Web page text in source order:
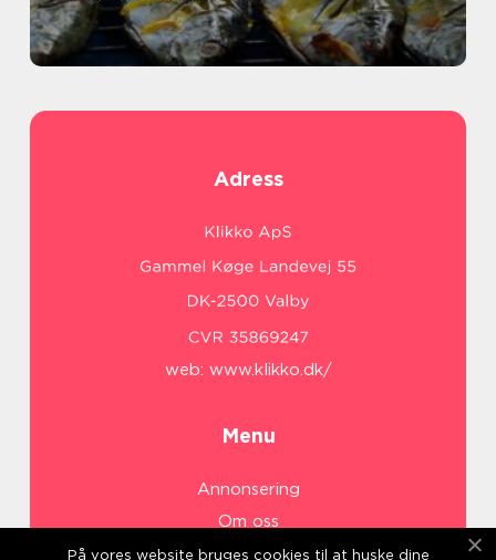
Adress
web: www.klikko.dk/
Menu
Annonsering
Om oss
Cookies
På vores website bruges cookies til at huske dine